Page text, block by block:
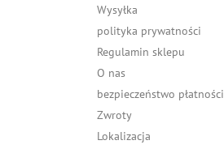
Wysyłka
polityka prywatności
Regulamin sklepu
O nas
bezpieczeństwo płatności
Zwroty
Lokalizacja